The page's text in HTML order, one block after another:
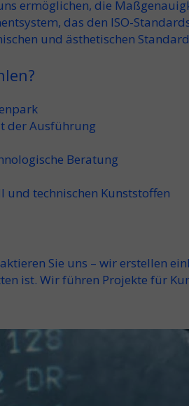
ermöglichen, die
das den ISO-
und ästhetischen
der Ausführung
Beratung
technischen Kunststoffen
Sie uns – wir erstellen ein
ist. Wir führen Projekte für